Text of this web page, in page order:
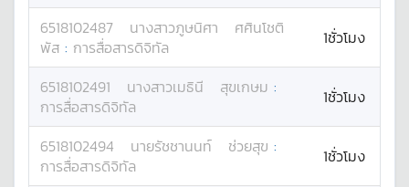
6518102487 นางสาวภูษนิศา
ศศินโชติ
พัส : การสื่อสารดิจิทัล 1ชั่วโมง
6518102491 นางสาวเมธินี สุขเกษม :
การสื่อสารดิจิทัล
1ชั่วโมง
6518102494 นายรัชชานนท์ ช่วยสุข :
การสื่อสารดิจิทัล
1ชั่วโมง